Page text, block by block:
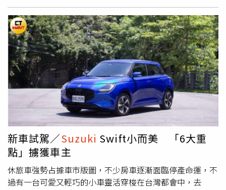
一無二的個人風格。全新「泰奶紅」、「抹茶綠」的
SUI125 與「維蘇威黑」、「蒙地拿紅」、「卡拉拉白」的
Saluto 125 將於11月中旬正式上市，邀請所有熱愛生活、
注重風格的騎士親身體驗，與SUZUKI一同駕馭多彩生活，
享受時尚與舒適兼具的騎行樂趣。慶祝SUI 125「泰奶
紅」、「抹茶綠」甜蜜上市，即日起購車即享現金購車優惠
5,000元，分期購車24期0利率，解壓你的都市騎行新生
活，讓出行更自遊自在慶祝Saluto 125「維蘇威黑」、「蒙
地拿紅」、「卡拉拉白」個性上市，即日起購車即享分期購
車24期0利率，匠人之手，藝術之韻，等您體驗！
（Sumitomo），股價全都大跳水、跌幅超過14％，日經指
數期貨也二度被觸發「熔斷機制」暫停交易，日本股市上演
熊市衰退危機。對此，瑞銀全球財富管理亞太區投資長鄭汪
清（Kelvin Tay）表示，日本股市在過去2年裡之所以表現強
勁，唯一的主要原因為日圓一直持續「疲軟」，不過如今情
況出現大逆轉，越來越多投資人決定退出日本股市，「我認
為他們現在正因這個原因撤離」，並形容日本市場就像正在
接住一把「掉落的刀」。東海東京研究所（Tokai Tokyo
Research Institute）分析師鈴木誠一（Seiichi Suzuki
）則
示警，日股市場在10月前都將持續動盪。至於投資人該繼續
拋售或買進呢？日本金融機構IG分析師Yeap Jun Rong認
為，投資人可持續關注美國供應管理協會（ISM）所公布的
美國服務業數據，有助判斷全球這波拋售潮是否反應過度。
新車試駕／Suzuki Swift小而美 「6大重
點」擄獲車主
休旅車強勢占據車市版圖，不少房車逐漸面臨停產命運，不
過有一台可愛又輕巧的小車靈活穿梭在台灣都會中，去